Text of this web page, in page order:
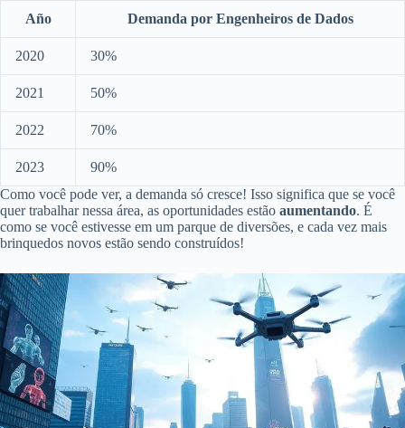
Año Demanda por Engenheiros de Dados
2020 30%
2021 50%
2022 70%
2023
90%
Como você pode ver, a demanda só cresce! Isso significa que se você
quer trabalhar nessa área, as oportunidades estão aumentando. É
como se você estivesse em um parque de diversões, e cada vez mais
brinquedos novos estão sendo construídos!